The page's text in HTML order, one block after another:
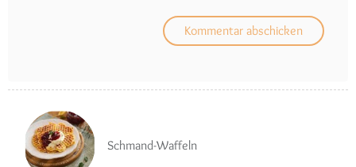
Schmand-Waffeln